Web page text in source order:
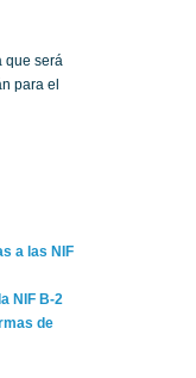
que será
para el
a las NIF
NIF B-2
de